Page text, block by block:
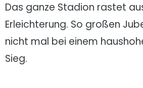
Das ganze Stadion rastet
Erleichterung. So großen
nicht mal bei einem
Sieg.